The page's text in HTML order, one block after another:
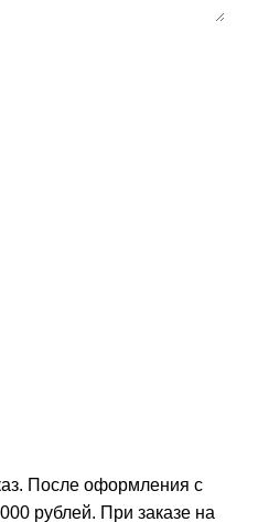
После оформления с
рублей. При заказе на